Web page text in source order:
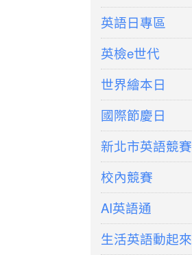
英語日專區
英檢e世代
世界繪本日
國際節慶日
新北市英語競賽
校內競賽
AI英語通
生活英語動起來